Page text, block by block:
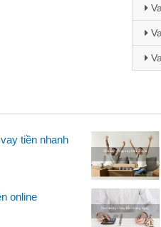
định cầm cố chiếc xe wave
gói vay tiền bằng CMND online
rất tiện lợi, sẽ giới thiệu cho bạn
tiền nhanh
online